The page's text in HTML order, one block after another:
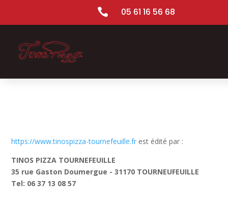
 05 61 16 56 68
https://www.tinospizza-tournefeuille.fr est édité par :
TINOS PIZZA TOURNEFEUILLE
35 rue Gaston Doumergue - 31170 TOURNEUFEUILLE
Tel: 06 37 13 08 57